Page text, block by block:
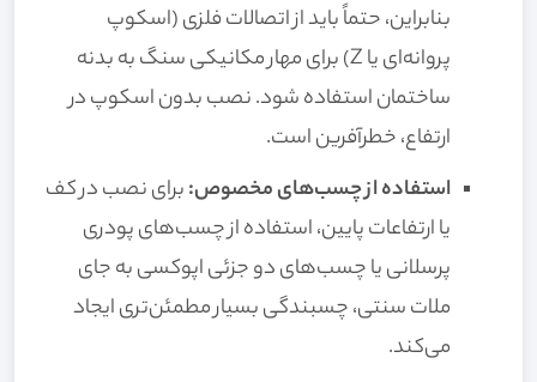
بنابراین، حتماً باید از اتصالات فلزی (اسکوپ
پروانه‌ای یا Z) برای مهار مکانیکی سنگ به بدنه
ساختمان استفاده شود. نصب بدون اسکوپ در
ارتفاع، خطرآفرین است.
استفاده از چسب‌های مخصوص:برای نصب در کف
یا ارتفاعات پایین، استفاده از چسب‌های پودری
پرسلانی یا چسب‌های دو جزئی اپوکسی به جای
ملات سنتی، چسبندگی بسیار مطمئن‌تری ایجاد
می‌کند.